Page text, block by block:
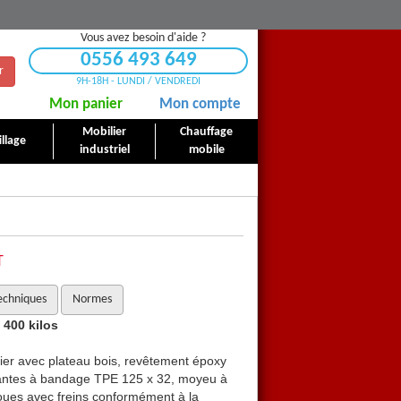
Vous avez besoin d'aide ?
0556 493 649
9H-18H - LUNDI / VENDREDI
Mon panier Mon compte
Mobilier
industriel
Chauffage
mobile
Normes
kilos
avec plateau bois, revêtement époxy
à bandage TPE 125 x 32, moyeu à
avec freins conformément à la